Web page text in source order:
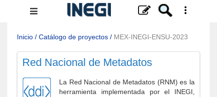
Menú
navegación
Inicio / Catálogo de proyectos / MEX-INEGI-ENSU-2023
Red Nacional de Metadatos
La Red Nacional de Metadatos (RNM) es la
herramienta implementada por el INEGI,